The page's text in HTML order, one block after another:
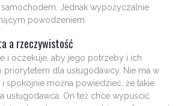
samochodem. Jednak wypożyczalnie
powodzeniem.
a rzeczywistość
i oczekuje, aby jego potrzeby i ich
priorytetem dla usługodawcy. Nie ma w
spokojnie można powiedzieć, że takie
usługodawca. On też chce wypuścić